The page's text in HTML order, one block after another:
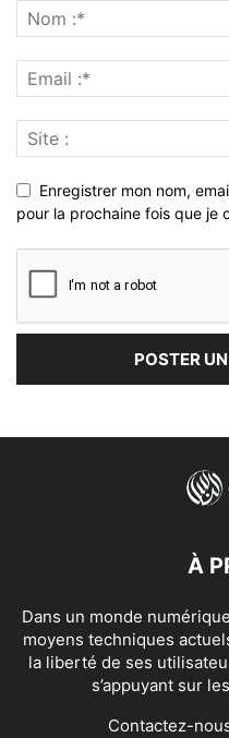
Enregistrer mon nom,
pour la prochaine fois que je
À
Dans un monde
moyens techniques
la liberté de ses
s’appuyant sur
Contactez-